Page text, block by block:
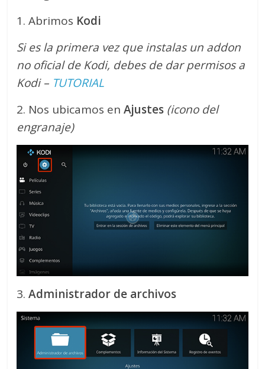
1. Abrimos Kodi
Si es la primera vez que instalas un addon
no oficial de Kodi, debes de dar permisos a
Kodi – TUTORIAL
2. Nos ubicamos enAjustes (icono del
engranaje)
3.Administrador de archivos